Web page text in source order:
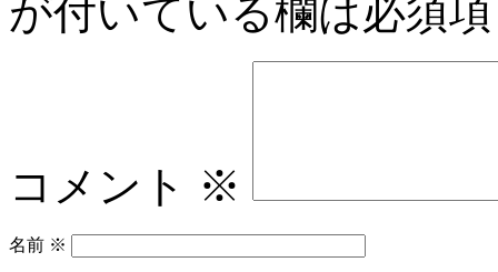
が付いている欄は必須
コメント ※
名前 ※